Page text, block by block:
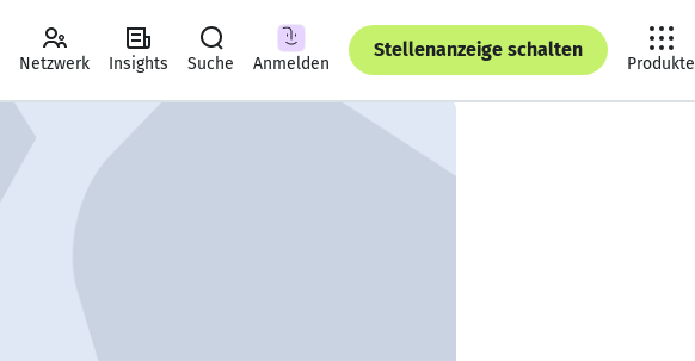
Netzwerk Insights Suche Anmelden
Stellenanzeige schalten
Produkte